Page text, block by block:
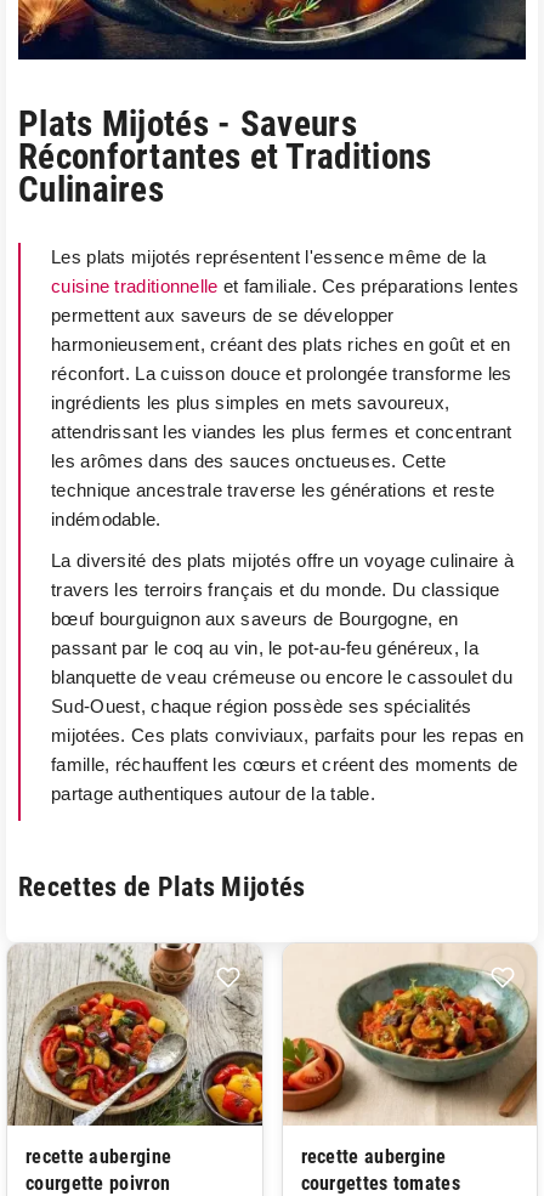
Plats Mijotés - Saveurs
Réconfortantes et Traditions
Culinaires
Les plats mijotés représentent l'essence même de la
cuisine traditionnelle et familiale. Ces préparations lentes
permettent aux saveurs de se développer
harmonieusement, créant des plats riches en goût et en
réconfort. La cuisson douce et prolongée transforme les
ingrédients les plus simples en mets savoureux,
attendrissant les viandes les plus fermes et concentrant
les arômes dans des sauces onctueuses. Cette
technique ancestrale traverse les générations et reste
indémodable.
La diversité des plats mijotés offre un voyage culinaire à
travers les terroirs français et du monde. Du classique
bœuf bourguignon aux saveurs de Bourgogne, en
passant par le coq au vin, le pot-au-feu généreux, la
blanquette de veau crémeuse ou encore le cassoulet du
Sud-Ouest, chaque région possède ses spécialités
mijotées. Ces plats conviviaux, parfaits pour les repas en
famille, réchauffent les cœurs et créent des moments de
partage authentiques autour de la table.
Recettes de Plats Mijotés
recette aubergine
courgette poivron
recette aubergine
courgettes tomates